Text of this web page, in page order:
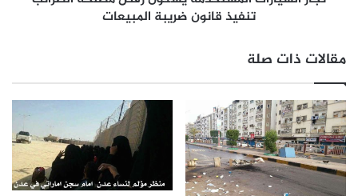
تنفيذ قانون ضريبة المبيعات
مقالات ذات صلة